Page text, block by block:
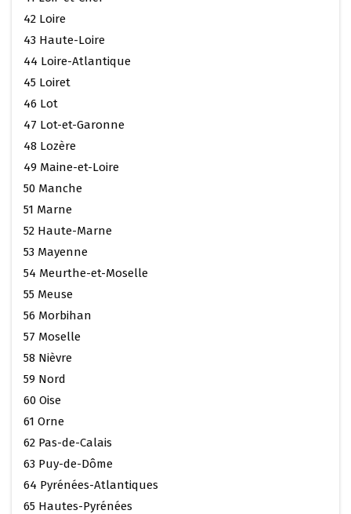
42 Loire
43 Haute-Loire
44 Loire-Atlantique
45 Loiret
46 Lot
47 Lot-et-Garonne
48 Lozère
49 Maine-et-Loire
50 Manche
51 Marne
52 Haute-Marne
53 Mayenne
54 Meurthe-et-Moselle
55 Meuse
56 Morbihan
57 Moselle
58 Nièvre
59 Nord
60 Oise
61 Orne
62 Pas-de-Calais
63 Puy-de-Dôme
64 Pyrénées-Atlantiques
65 Hautes-Pyrénées